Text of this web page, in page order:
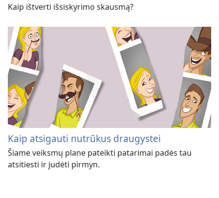
Kaip ištverti išsiskyrimo skausmą?
Kaip atsigauti nutrūkus draugystei
Šiame veiksmų plane pateikti patarimai padės tau
atsitiesti ir judėti pirmyn.